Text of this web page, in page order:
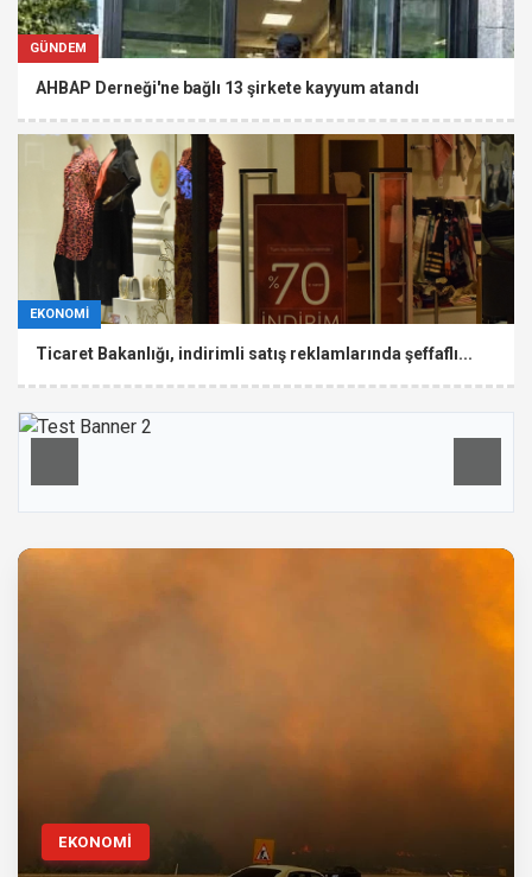
GÜNDEM
AHBAP Derneği'ne bağlı 13 şirkete kayyum atandı
EKONOMİ
Ticaret Bakanlığı, indirimli satış reklamlarında şeffaflı...
EKONOMİ